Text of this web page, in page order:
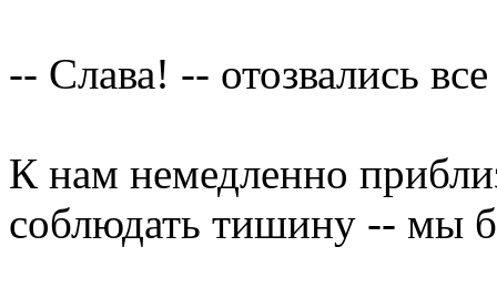
-- Слава! -- отозвались
К нам немедленно
соблюдать тишину -- мы